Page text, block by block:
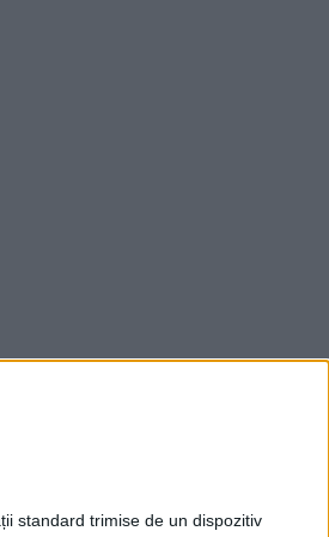
standard trimise de un dispozitiv